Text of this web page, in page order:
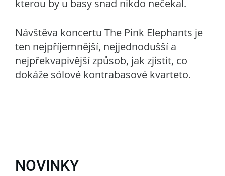
kterou by u basy snad nikdo nečekal.
Návštěva koncertu The Pink Elephants je
ten nejpříjemnější, nejjednodušší a
nejpřekvapivější způsob, jak zjistit, co
dokáže sólové kontrabasové kvarteto.
NOVINKY